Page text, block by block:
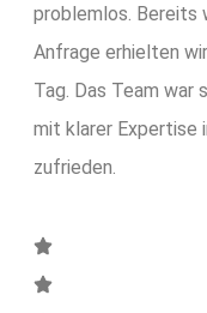
problemlos. Bereits
Anfrage erhielten
Tag. Das Team war
mit klarer Expertise
zufrieden.